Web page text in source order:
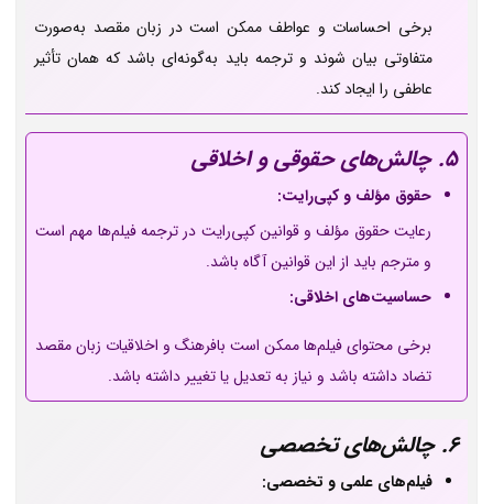
برخی احساسات و عواطف ممکن است در زبان مقصد به‌صورت
متفاوتی بیان شوند و ترجمه باید به‌گونه‌ای باشد که همان تأثیر
عاطفی را ایجاد کند.
5. چالش‌های حقوقی و اخلاقی
حقوق مؤلف و کپی‌رایت:
رعایت حقوق مؤلف و قوانین کپی‌رایت در ترجمه فیلم‌ها مهم است
و مترجم باید از این قوانین آگاه باشد.
حساسیت‌های اخلاقی:
برخی محتوای فیلم‌ها ممکن است بافرهنگ و اخلاقیات زبان مقصد
تضاد داشته باشد و نیاز به تعدیل یا تغییر داشته باشد.
6. چالش‌های تخصصی
فیلم‌های علمی و تخصصی: